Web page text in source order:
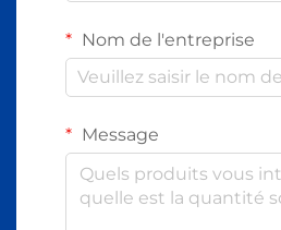
Nom de l'entreprise
Message